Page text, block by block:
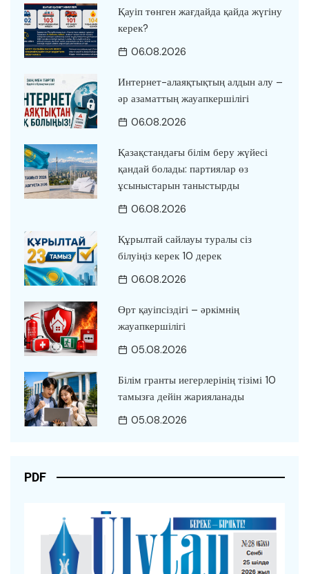
Қауіп төнген жағдайда қайда жүгіну
керек?
06.08.2026
Интернет-алаяқтықтың алдын алу –
әр азаматтың жауапкершілігі
06.08.2026
Қазақстандағы білім беру жүйесі
қандай болады: партиялар өз
ұсыныстарын таныстырды
06.08.2026
Құрылтай сайлауы туралы сіз
білуіңіз керек 10 дерек
06.08.2026
Өрт қауіпсіздігі – әркімнің
жауапкершілігі
05.08.2026
Білім гранты иегерлерінің тізімі 10
тамызға дейін жарияланады
05.08.2026
PDF